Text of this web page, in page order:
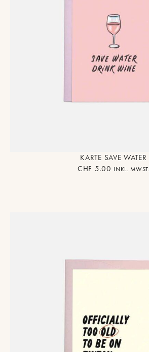
KARTE SAVE WATER
CHF 5.00 INKL. MWST.